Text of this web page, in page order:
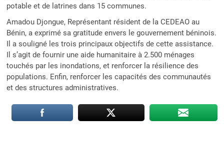
potable et de latrines dans 15 communes.
Amadou Djongue, Représentant résident de la CEDEAO au
Bénin, a exprimé sa gratitude envers le gouvernement béninois.
Il a souligné les trois principaux objectifs de cette assistance.
Il s’agit de fournir une aide humanitaire à 2.500 ménages
touchés par les inondations, et renforcer la résilience des
populations. Enfin, renforcer les capacités des communautés
et des structures administratives.